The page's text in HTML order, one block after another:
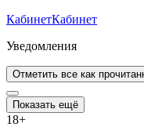
КабинетКабинет
Уведомления
Отметить все как
Показать ещё
18+